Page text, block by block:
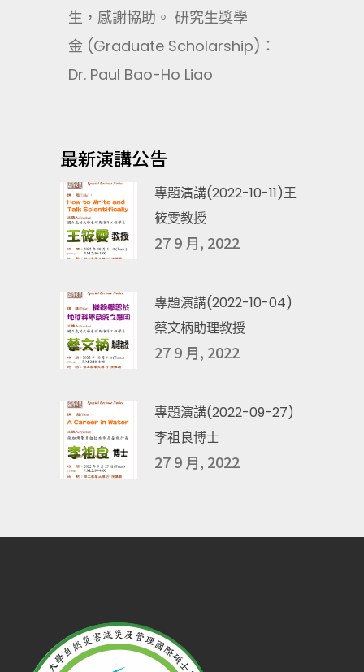
生，感謝協助。 研究生獎學
金 (Graduate Scholarship)：
Dr. Paul Bao-Ho Liao
最新演講公告
專題演講(2022-10-11)王
筱雯教授
27 9 月, 2022
專題演講(2022-10-04)
蔡文柄助理教授
27 9 月, 2022
專題演講(2022-09-27)
李祖良博士
27 9 月, 2022